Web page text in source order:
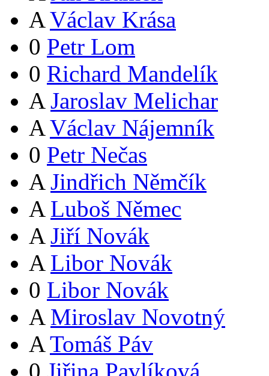
A Václav Krása
0 Petr Lom
0 Richard Mandelík
A Jaroslav Melichar
A Václav Nájemník
0 Petr Nečas
A Jindřich Němčík
A Luboš Němec
A Jiří Novák
A Libor Novák
0 Libor Novák
A Miroslav Novotný
A Tomáš Páv